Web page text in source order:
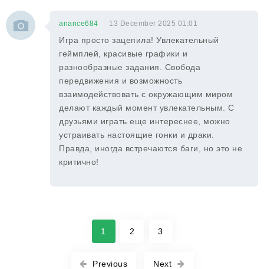
anance684 13 December 2025 01:01
Игра просто зацепила! Увлекательный
геймплей, красивые графики и
разнообразные задания. Свобода
передвижения и возможность
взаимодействовать с окружающим миром
делают каждый момент увлекательным. С
друзьями играть еще интереснее, можно
устраивать настоящие гонки и драки.
Правда, иногда встречаются баги, но это не
критично!
Previous
1 2 3
Next